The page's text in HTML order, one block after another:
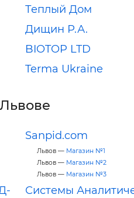
Теплый Дом
Дищин Р.А.
BIOTOP LTD
Terma Ukraine
Sanpid.com
Львов — Магазин №1
Львов — Магазин №2
Львов — Магазин №3
Системы